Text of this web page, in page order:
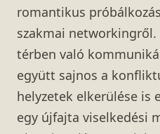
romantikus
szakmai networkingről.
térben való
együtt sajnos a
helyzetek elkerülése is
egy újfajta viselkedési